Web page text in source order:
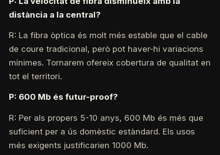
distància a la central?
R: La fibra òptica és molt més estable que el cable
de coure tradicional, però pot haver-hi variacions
mínimes. Tornarem ofereix cobertura de qualitat en
tot el territori.
P: 600 Mb és futur-proof?
R: Per als propers 5-10 anys, 600 Mb és més que
suficient per a ús domèstic estàndard. Els usos
més exigents justificarien 1000 Mb.